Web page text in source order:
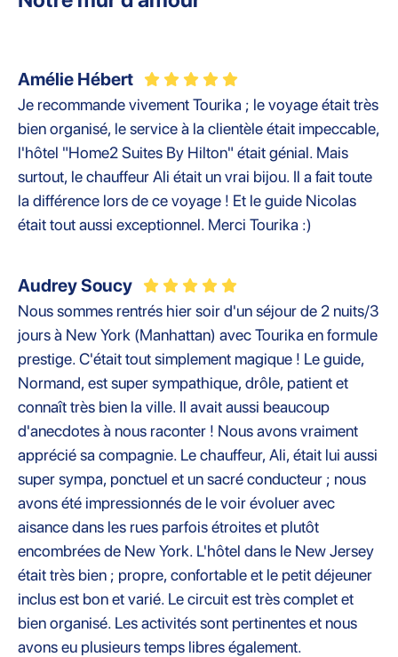
Amélie Hébert
Je recommande vivement Tourika ; le voyage était très
bien organisé, le service à la clientèle était impeccable,
l'hôtel "Home2 Suites By Hilton" était génial. Mais
surtout, le chauffeur Ali était un vrai bijou. Il a fait toute
la différence lors de ce voyage ! Et le guide Nicolas
était tout aussi exceptionnel. Merci Tourika :)
Audrey Soucy
Nous sommes rentrés hier soir d'un séjour de 2 nuits/3
jours à New York (Manhattan) avec Tourika en formule
prestige. C'était tout simplement magique ! Le guide,
Normand, est super sympathique, drôle, patient et
connaît très bien la ville. Il avait aussi beaucoup
d'anecdotes à nous raconter ! Nous avons vraiment
apprécié sa compagnie. Le chauffeur, Ali, était lui aussi
super sympa, ponctuel et un sacré conducteur ; nous
avons été impressionnés de le voir évoluer avec
aisance dans les rues parfois étroites et plutôt
encombrées de New York. L'hôtel dans le New Jersey
était très bien ; propre, confortable et le petit déjeuner
inclus est bon et varié. Le circuit est très complet et
bien organisé. Les activités sont pertinentes et nous
avons eu plusieurs temps libres également.